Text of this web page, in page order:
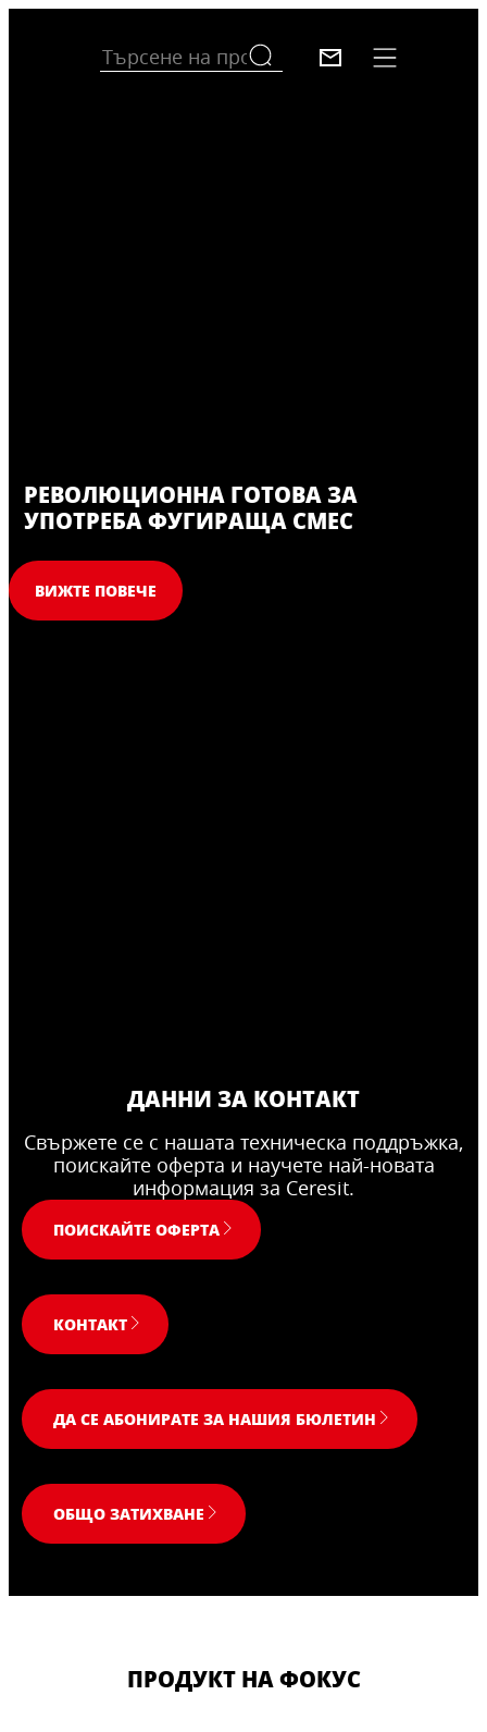
РЕВОЛЮЦИОННА ГОТОВА ЗА
УПОТРЕБА ФУГИРАЩА СМЕС
ВИЖТЕ ПОВЕЧЕ
ДАННИ ЗА КОНТАКТ
Свържете се с нашата техническа поддръжка,
поискайте оферта и научете най-новата
информация за Ceresit.
ПОИСКАЙТЕ ОФЕРТА
КОНТАКТ
ДА СЕ АБОНИРАТЕ ЗА НАШИЯ БЮЛЕТИН
ОБЩО ЗАТИХВАНЕ
ПРОДУКТ НА ФОКУС